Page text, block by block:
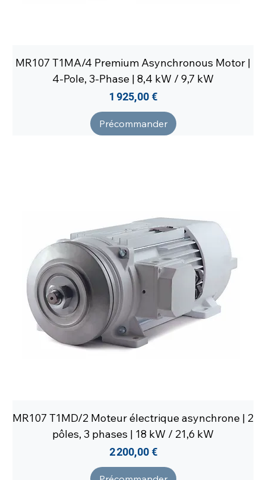
MR107 T1MA/4 Premium Asynchronous Motor |
4-Pole, 3-Phase | 8,4 kW / 9,7 kW
Prix
1 925,00 €
Précommander
MR107 T1MD/2 Moteur électrique asynchrone | 2
pôles, 3 phases | 18 kW / 21,6 kW
Prix
2 200,00 €